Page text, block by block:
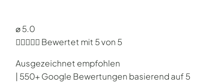
⌀ 5.0
 Bewertet mit 5 von 5
Ausgezeichnet empfohlen
| 550+ Google Bewertungen basierend auf 5